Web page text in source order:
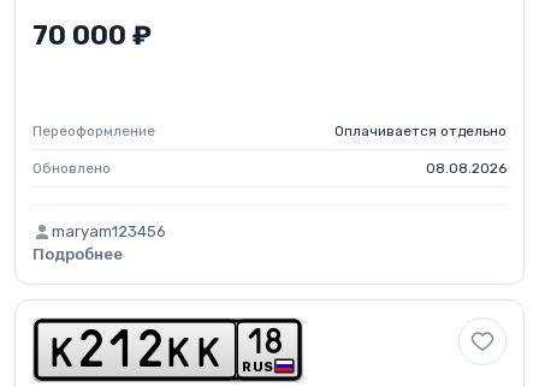
70 000 ₽
Переоформление Оплачивается отдельно
Обновлено 08.08.2026
maryam123456
Подробнее
k 2 1 2 k k RUS
1 8